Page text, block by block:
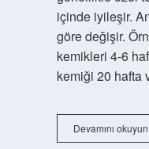
içinde iyileşir.
göre değişir.
kemikleri 4-6
kemiği 20
Devamını okuyun